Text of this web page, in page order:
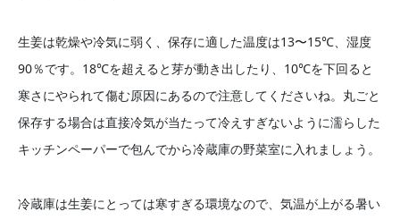
生姜は乾燥や冷気に弱く、保存に適した温度は13〜15℃、湿度
90％です。18℃を超えると芽が動き出したり、10℃を下回ると
寒さにやられて傷む原因にあるので注意してくださいね。丸ごと
保存する場合は直接冷気が当たって冷えすぎないように濡らした
キッチンペーパーで包んでから冷蔵庫の野菜室に入れましょう。
冷蔵庫は生姜にとっては寒すぎる環境なので、気温が上がる暑い